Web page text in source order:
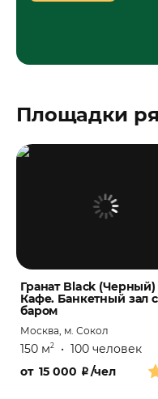
Площадки
Гранат Black (Черный)
Кафе. Банкетный зал с
баром
Москва, м. Сокол
150 м2 • 100 человек
от15 000 ₽/чел